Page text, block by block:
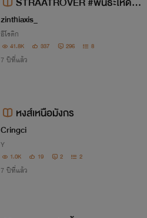
อปืน
zinthiaxis_
อีโรติก
41.8K 337 296 8
7 ปีที่แล้ว
หงส์เหนือมังกร
Cringci
Y
1.0K 19 2 2
7 ปีที่แล้ว